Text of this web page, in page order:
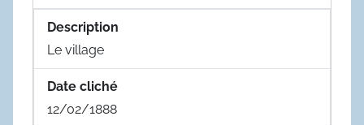
Description
Le village
Date cliché
12/02/1888